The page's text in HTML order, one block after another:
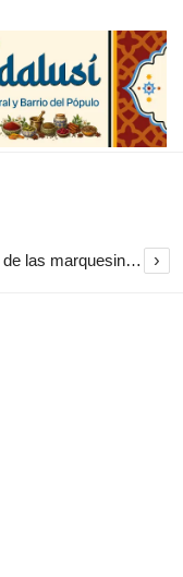
El Ayuntamiento inicia la restauración de las marquesinas de Plaza Esteve para volver a instalarlas en el centro de Jerez ›